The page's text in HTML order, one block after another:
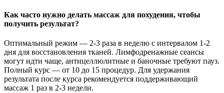
Как часто нужно делать массаж для похудения, чтобы
получить результат?
Оптимальный режим — 2-3 раза в неделю с интервалом 1-2
дня для восстановления тканей. Лимфодренажные сеансы
могут идти чаще, антицеллюлитные и баночные требуют пауз.
Полный курс — от 10 до 15 процедур. Для удержания
результата после курса рекомендуется поддерживающий
массаж 1 раз в 2-3 недели.